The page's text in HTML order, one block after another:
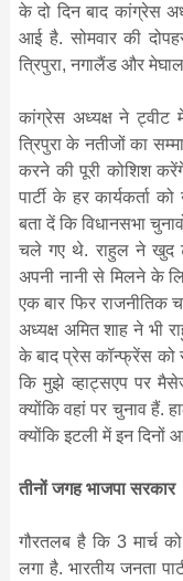
के दो दिन बाद कांग्रेस
आई है. सोमवार की
त्रिपुरा, नगालैंड और
कांग्रेस अध्यक्ष ने ट्वीट
त्रिपुरा के नतीजों का
करने की पूरी कोशिश
पार्टी के हर कार्यकर्ता
बता दें कि विधानसभा
चले गए थे. राहुल ने खुद
अपनी नानी से मिलने के
एक बार फिर राजनीतिक
अध्यक्ष अमित शाह ने भी
के बाद प्रेस कॉन्फ्रेंस
कि मुझे व्हाट्सएप पर
क्योंकि वहां पर चुनाव हैं.
क्योंकि इटली में इन दिनों
तीनों जगह भाजपा सरकार
गौरतलब है कि 3 मार्च
लगा है. भारतीय जनता